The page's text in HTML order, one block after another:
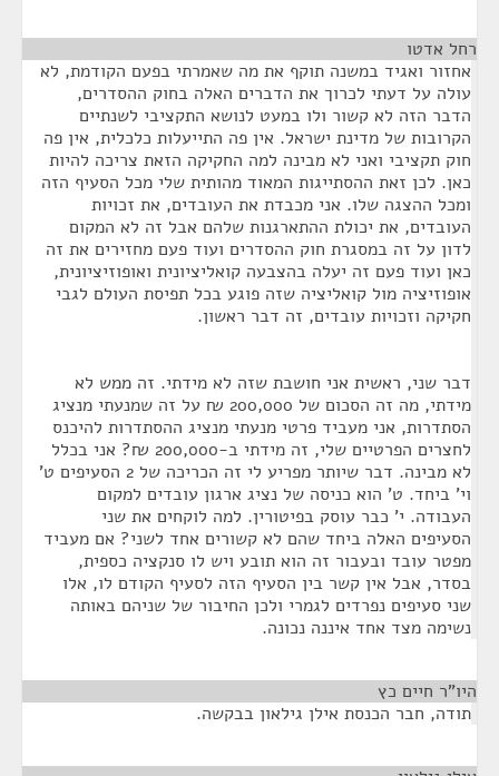
רחל אדטו
אחזור ואגיד במשנה תוקף את מה שאמרתי בפעם הקודמת, לא
עולה על דעתי לכרוך את הדברים האלה בחוק ההסדרים,
הדבר הזה לא קשור ולו במעט לנושא התקציבי לשנתיים
הקרובות של מדינת ישראל. אין פה התייעלות כלכלית, אין פה
חוק תקציבי ואני לא מבינה למה החקיקה הזאת צריכה להיות
כאן. לכן זאת ההסתייגות המאוד מהותית שלי מכל הסעיף הזה
ומכל ההצגה שלו. אני מכבדת את העובדים, את זכויות
העובדים, את יכולת ההתארגנות שלהם אבל זה לא המקום
לדון על זה במסגרת חוק ההסדרים ועוד פעם מחזירים את זה
כאן ועוד פעם זה יעלה בהצבעה קואליציונית ואופוזיציונית,
אופוזיציה מול קואליציה שזה פוגע בכל תפיסת העולם לגבי
חקיקה וזכויות עובדים, זה דבר ראשון.
דבר שני, ראשית אני חושבת שזה לא מידתי. זה ממש לא
מידתי, מה זה הסכום של 200,000 ₪ על זה שמנעתי מנציג
הסתדרות, אני מעביד פרטי מנעתי מנציג ההסתדרות להיכנס
לחצרים הפרטיים שלי, זה מידתי ב-200,000 ₪? אני בכלל
לא מבינה. דבר שיותר מפריע לי זה הכריכה של 2 הסעיפים ט'
וי' ביחד. ט' הוא כניסה של נציג ארגון עובדים למקום
העבודה. י' כבר עוסק בפיטורין. למה לוקחים את שני
הסעיפים האלה ביחד שהם לא קשורים אחד לשני? אם מעביד
מפטר עובד ובעבור זה הוא תובע ויש לו סנקציה כספית,
בסדר, אבל אין קשר בין הסעיף הזה לסעיף הקודם לו, אלו
שני סעיפים נפרדים לגמרי ולכן החיבור של שניהם באותה
נשימה מצד אחד איננה נכונה.
היו"ר חיים כץ
תודה, חבר הכנסת אילן גילאון בבקשה.